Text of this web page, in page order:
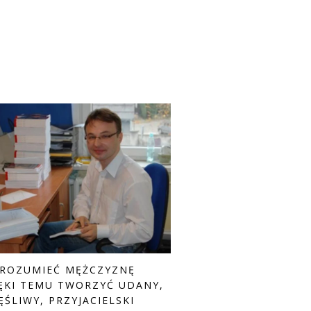
MĘŻCZYZNĘ
TEMU TWORZYĆ UDANY,
PRZYJACIELSKI